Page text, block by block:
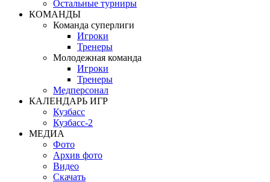
Остальные турниры
КОМАНДЫ
Команда суперлиги
Игроки
Тренеры
Молодежная команда
Игроки
Тренеры
Медперсонал
КАЛЕНДАРЬ ИГР
Кузбасс
Кузбасс-2
МЕДИА
Фото
Архив фото
Видео
Скачать